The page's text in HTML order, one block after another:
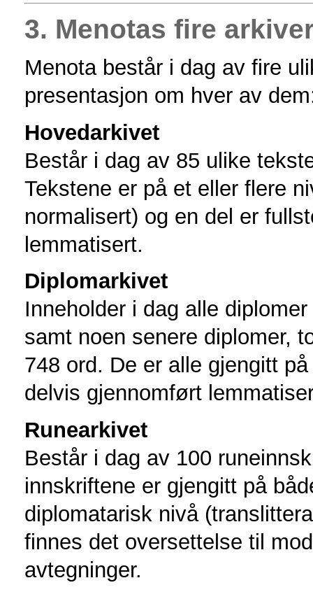
3. Menotas fire
Menota består i dag av fire
presentasjon om hver av
Hovedarkivet
Består i dag av 85 ulike
Tekstene er på et eller flere
normalisert) og en del er
lemmatisert.
Diplomarkivet
Inneholder i dag alle
samt noen senere diplomer,
748 ord. De er alle gjengitt
delvis gjennomført
Runearkivet
Består i dag av 100
innskriftene er gjengitt på
diplomatarisk nivå
finnes det oversettelse til
avtegninger.